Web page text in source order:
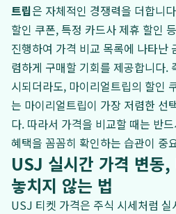
트립은 자체적인 경쟁력을 더합니
할인 쿠폰, 특정 카드사 제휴 할인
진행하여 가격 비교 목록에 나타난
렴하게 구매할 기회를 제공합니다.
시되더라도, 마이리얼트립의 할인
는 마이리얼트립이 가장 저렴한 선
다. 따라서 가격을 비교할 때는 반
혜택을 꼼꼼히 확인하는 습관이 중
USJ 실시간 가격 변동,
놓치지 않는 법
USJ 티켓 가격은 주식 시세처럼